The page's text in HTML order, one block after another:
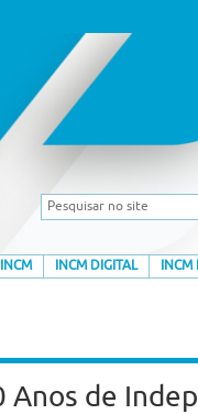
INCM DIGITAL
Anos de